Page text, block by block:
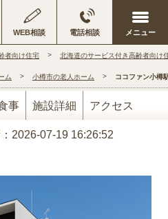
WEB相談 電話相談
者向け住宅 北海道のサービス付き高齢者向け
ム 小樽市の老人ホーム ココファン小樽
事 施設詳細 アクセス
2026-07-19 16:26:52